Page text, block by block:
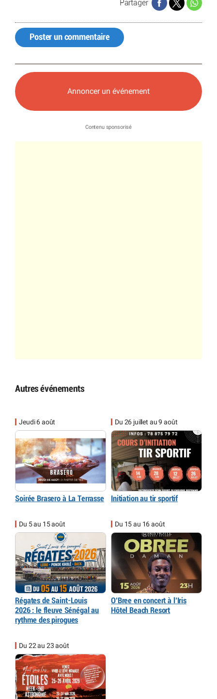
Partager
Poster un commentaire
Annoncer un événement
Autres événements
Jeudi 6 août
Soirée Brasero à La Terrasse
Du 26 juillet au 9 août
Initiation au tir sportif
Du 5 au 15 août
Régates de Saint-Louis
2026 : le fleuve Sénégal au
rythme des pirogues
Du 15 au 16 août
O’Bree en concert à l’Iris
Hôtel Beach Resort
Du 22 au 23 août